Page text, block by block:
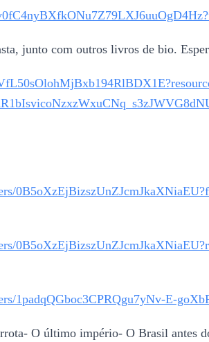
junto com outros livros de bio.
1padqQGboc3CPRQgu7yNv-E-
O último império- O Brasil antes